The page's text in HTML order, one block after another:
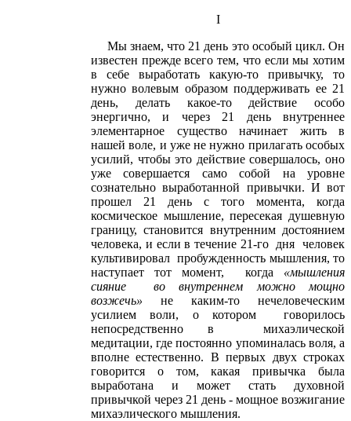
I
Мы знаем, что 21 день это особый цикл. Он
известен прежде всего тем, что если мы хотим
в себе выработать какую-то привычку, то
нужно волевым образом поддерживать ее 21
день, делать какое-то действие особо
энергично, и через 21 день внутреннее
элементарное существо начинает жить в
нашей воле, и уже не нужно прилагать особых
усилий, чтобы это действие совершалось, оно
уже совершается само собой на уровне
сознательно выработанной привычки. И вот
прошел 21 день с того момента, когда
космическое мышление, пересекая душевную
границу, становится внутренним достоянием
человека, и если в течение 21-го дня человек
культивировал пробужденность мышления, то
наступает тот момент, когда «мышления
сияние во внутреннем можно мощно
возжечь» не каким-то нечеловеческим
усилием воли, о котором говорилось
непосредственно в михаэлической
медитации, где постоянно упоминалась воля, а
вполне естественно. В первых двух строках
говорится о том, какая привычка была
выработана и может стать духовной
привычкой через 21 день - мощное возжигание
михаэлического мышления.